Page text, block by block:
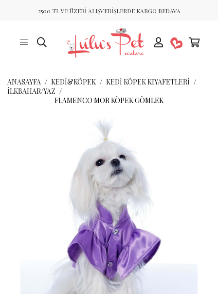
2500 TL VE ÜZERİ ALIŞVERİŞLERDE KARGO BEDAVA
ANASAYFA KEDİ&KÖPEK
KEDI KÖPEK KIYAFETLERI
İLKBAHAR/YAZ
FLAMENCO MOR KÖPEK GÖMLEK